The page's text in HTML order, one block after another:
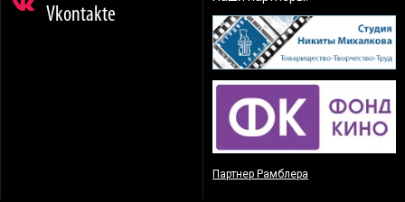
Vkontakte
Партнер Рамблера